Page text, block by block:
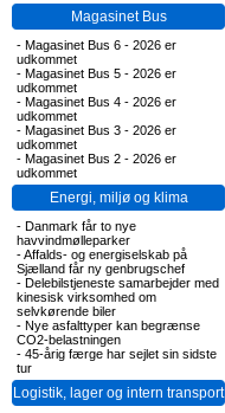
Magasinet Bus
- Magasinet Bus 6 - 2026 er
udkommet
- Magasinet Bus 5 - 2026 er
udkommet
- Magasinet Bus 4 - 2026 er
udkommet
- Magasinet Bus 3 - 2026 er
udkommet
- Magasinet Bus 2 - 2026 er
udkommet
Energi, miljø og klima
- Danmark får to nye
havvindmølleparker
-Affalds- og energiselskab på
Sjælland får ny genbrugschef
- Delebilstjeneste samarbejder med
kinesisk virksomhed om
selvkørende biler
- Nye asfalttyper kan begrænse
CO2-belastningen
- 45-årig færge har sejlet sin sidste
tur
Logistik, lager og intern transport